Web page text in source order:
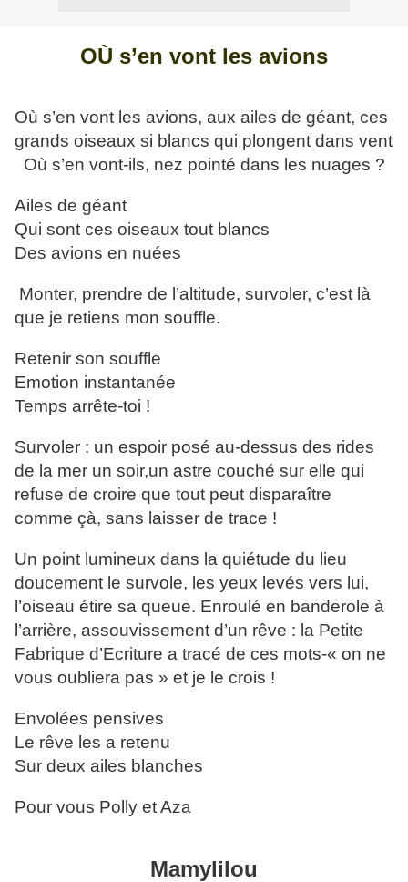
OÙ s’en vont les avions
Où s’en vont les avions, aux ailes de géant, ces
grands oiseaux si blancs qui plongent dans vent
Où s’en vont-ils, nez pointé dans les nuages ?
Ailes de géant
Qui sont ces oiseaux tout blancs
Des avions en nuées
Monter, prendre de l’altitude, survoler, c’est là
que je retiens mon souffle.
Retenir son souffle
Emotion instantanée
Temps arrête-toi !
Survoler : un espoir posé au-dessus des rides
de la mer un soir,un astre couché sur elle qui
refuse de croire que tout peut disparaître
comme çà, sans laisser de trace !
Un point lumineux dans la quiétude du lieu
doucement le survole, les yeux levés vers lui,
l’oiseau étire sa queue. Enroulé en banderole à
l’arrière, assouvissement d’un rêve : la Petite
Fabrique d’Ecriture a tracé de ces mots-« on ne
vous oubliera pas » et je le crois !
Envolées pensives
Le rêve les a retenu
Sur deux ailes blanches
Pour vous Polly et Aza
Mamylilou